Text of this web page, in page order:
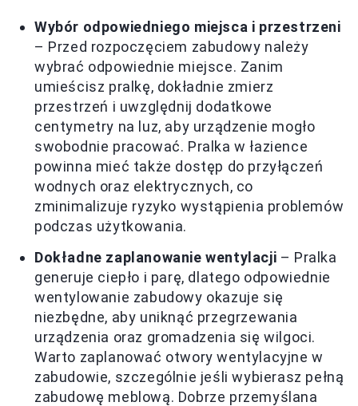
Wybór odpowiedniego miejsca i przestrzeni
– Przed rozpoczęciem zabudowy należy
wybrać odpowiednie miejsce. Zanim
umieścisz pralkę, dokładnie zmierz
przestrzeń i uwzględnij dodatkowe
centymetry na luz, aby urządzenie mogło
swobodnie pracować. Pralka w łazience
powinna mieć także dostęp do przyłączeń
wodnych oraz elektrycznych, co
zminimalizuje ryzyko wystąpienia problemów
podczas użytkowania.
Dokładne zaplanowanie wentylacji – Pralka
generuje ciepło i parę, dlatego odpowiednie
wentylowanie zabudowy okazuje się
niezbędne, aby uniknąć przegrzewania
urządzenia oraz gromadzenia się wilgoci.
Warto zaplanować otwory wentylacyjne w
zabudowie, szczególnie jeśli wybierasz pełną
zabudowę meblową. Dobrze przemyślana